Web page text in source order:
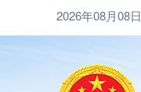
2026年08月08日